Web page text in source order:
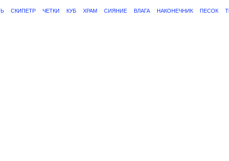
СКИПЕТР ЧЕТКИ КУБ ХРАМ СИЯНИЕ ВЛАГА НАКОНЕЧНИК ПЕСОК